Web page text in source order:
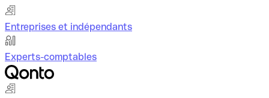
Entreprises et indépendants
Experts-comptables